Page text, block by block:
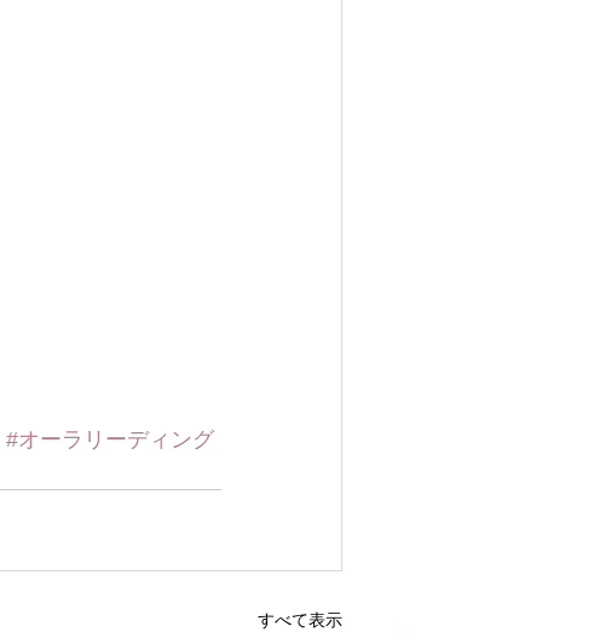
#オーラリーディング
すべて表示